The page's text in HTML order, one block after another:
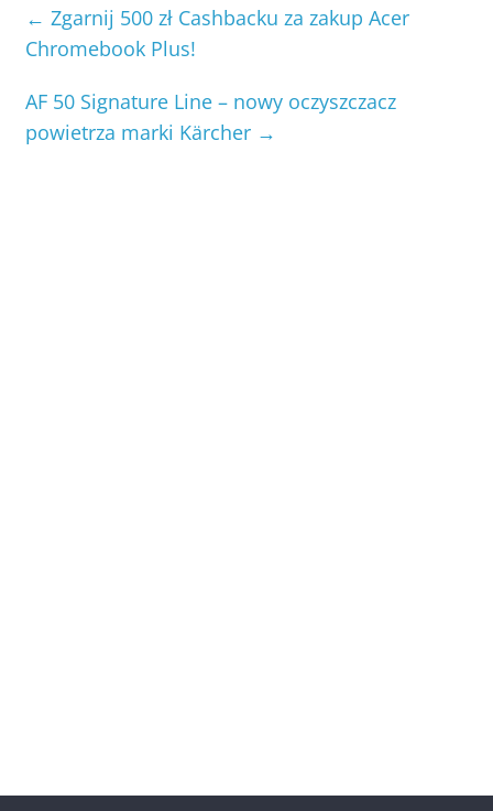
← Zgarnij 500 zł Cashbacku za zakup Acer
Chromebook Plus!
AF 50 Signature Line – nowy oczyszczacz
powietrza marki Kärcher →